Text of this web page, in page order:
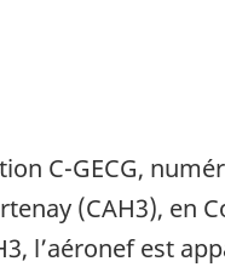
C-GECG,
(CAH3), en
l’aéronef est